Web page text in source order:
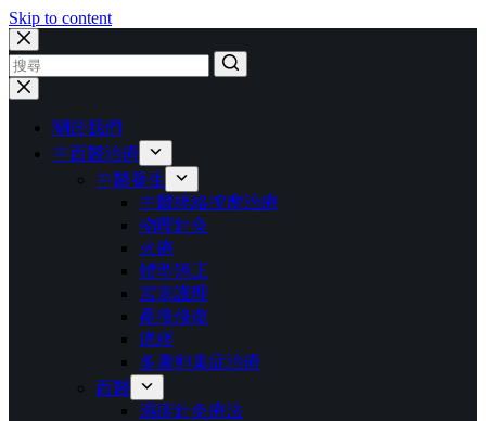
Skip to content
關於我們
中西醫治療
中醫養生
中醫經絡按摩治療
物理針灸
火療
體型矯正
宮寒護理
產後修復
痛經
多囊卵巢症治療
西醫
濕疹針灸療法